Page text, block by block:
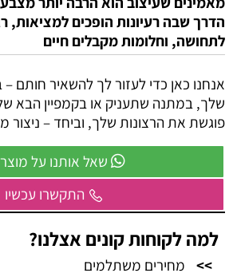
הדרך שבה רעיונות הופכים למציאות,
לתחושה, וחלומות מקבלים חיים
אנחנו כאן כדי לעזור לך להשאיר חותם
שלך, במתנה שתעניק או בקמפיין הבא
פוגשת את הרצונות שלך, וביחד – ניצור
שאל אותנו על
התקשרו עכשיו
למה לקוחות קונים אצלנו?
>>
מחירים משתלמים